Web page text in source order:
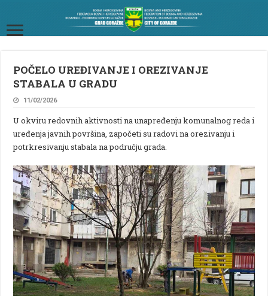
POČELO UREĐIVANJE I OREZIVANJE
STABALA U GRADU
11/02/2026
U okviru redovnih aktivnosti na unapređenju komunalnog reda i
uređenja javnih površina, započeti su radovi na orezivanju i
potrkresivanju stabala na području grada.